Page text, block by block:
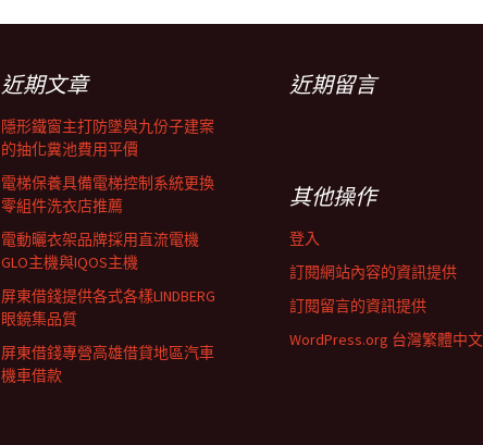
近期文章
隱形鐵窗主打防墜與九份子建案
的抽化糞池費用平價
電梯保養具備電梯控制系統更換
零組件洗衣店推薦
電動曬衣架品牌採用直流電機
GLO主機與IQOS主機
屏東借錢提供各式各樣LINDBERG
眼鏡集品質
屏東借錢專營高雄借貸地區汽車
機車借款
近期留言
其他操作
登入
訂閱網站內容的資訊提供
訂閱留言的資訊提供
WordPress.org 台灣繁體中文